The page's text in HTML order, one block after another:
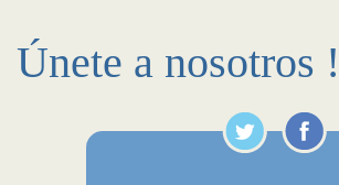
Únete a nosotros !